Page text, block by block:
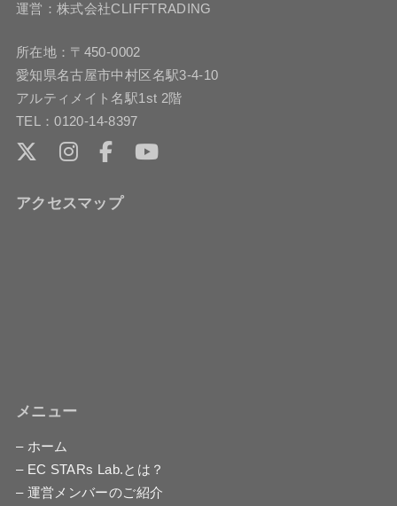
運営：株式会社CLIFFTRADING
所在地：〒450-0002
愛知県名古屋市中村区名駅3-4-10
アルティメイト名駅1st 2階
TEL：0120-14-8397
アクセスマップ
メニュー
– ホーム
– EC STARs Lab.とは？
– 運営メンバーのご紹介